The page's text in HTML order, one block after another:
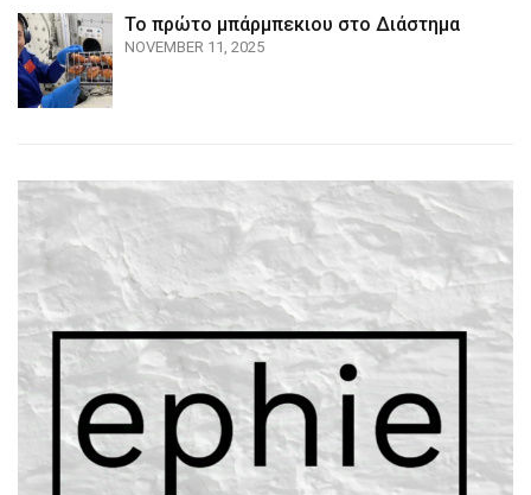
Το πρώτο μπάρμπεκιου στο Διάστημα
NOVEMBER 11, 2025